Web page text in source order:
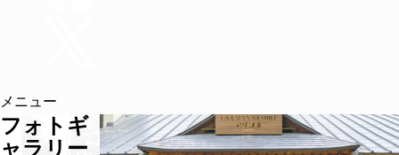
メニュー
フォトギ
ャラリー